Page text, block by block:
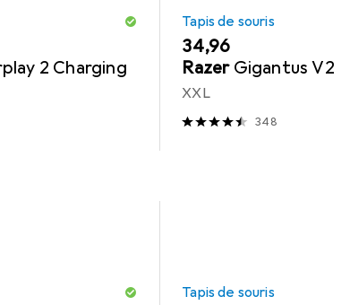
2 Charging
Tapis de souris
EUR
34,96
Razer Gigantus V2
XXL
348
Tapis de souris